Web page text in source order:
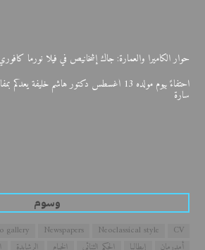
حوار الكاميرا والعمارة: جاك إشخانيص في فيلا نورما
احتفاءً بيوم مولده 13 أغسطس دكتور هاشم خليفة
سارة
وسوم
CV
Neoclassical style
Newspapers
gallery